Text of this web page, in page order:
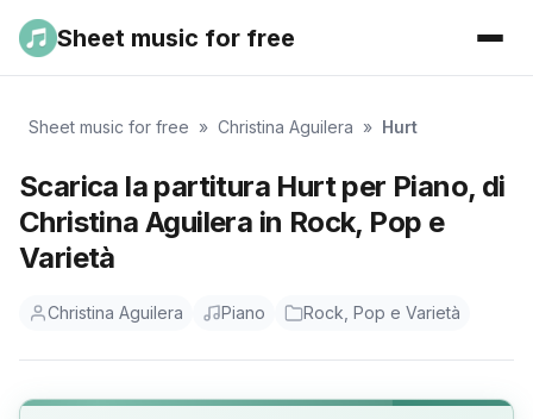
Sheet music for free
Sheet music for free » Christina Aguilera » Hurt
Scarica la partitura Hurt per Piano, di
Christina Aguilera in Rock, Pop e
Varietà
Christina Aguilera Piano Rock, Pop e Varietà